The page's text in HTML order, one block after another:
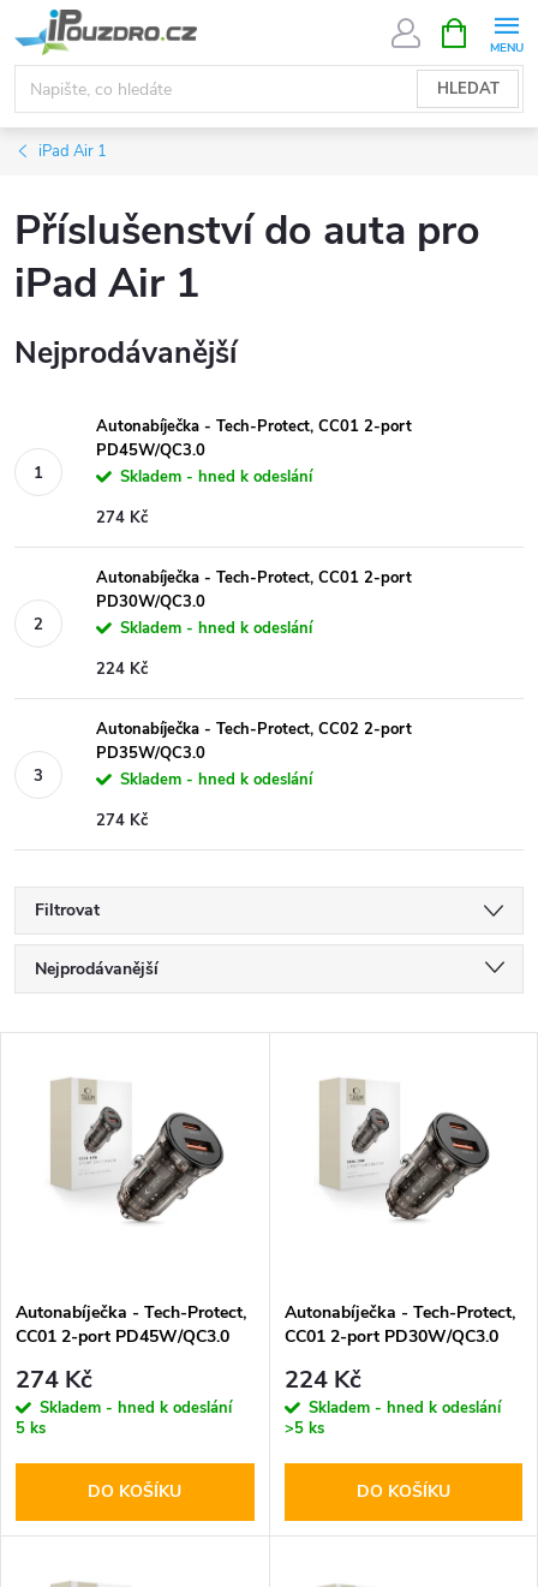
na
obsah
HLEDAT
NÁKUPNÍ
KOŠÍK
iPad Air 1
Příslušenství do auta pro
iPad Air 1
Nejprodávanější
Autonabíječka - Tech-Protect, CC01 2-port
PD45W/QC3.0
Skladem - hned k odeslání
274 Kč
Autonabíječka - Tech-Protect, CC01 2-port
PD30W/QC3.0
Skladem - hned k odeslání
224 Kč
Autonabíječka - Tech-Protect, CC02 2-port
PD35W/QC3.0
Skladem - hned k odeslání
274 Kč
Filtrovat
Ř
a
p
r
o
d
Nejprodávanější
Abecedně
s
p
r
o
d
Autonabíječka - Tech-Protect,
CC01 2-port PD45W/QC3.0
274 Kč
Skladem - hned k odeslání
5 ks
DO KOŠÍKU
Autonabíječka - Tech-Protect,
CC01 2-port PD30W/QC3.0
224 Kč
Skladem - hned k odeslání
>5 ks
DO KOŠÍKU